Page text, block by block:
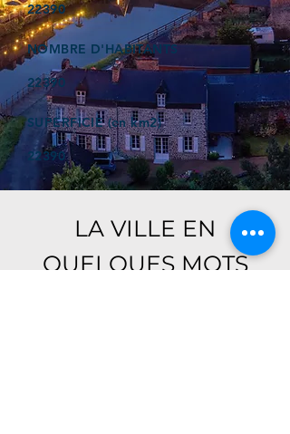
22390
NOMBRE D'HABITANTS
22390
SUPERFICIE (en km2)
22390
LA VILLE EN
QUELQUES MOTS